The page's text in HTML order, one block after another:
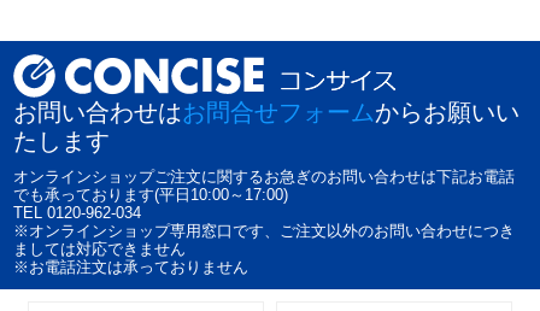
お問い合わせはお問合せフォームからお願いい
たします
オンラインショップご注文に関するお急ぎのお問い合わせは下記お電話
でも承っております(平日10:00～17:00)
TEL 0120-962-034
※オンラインショップ専用窓口です、ご注文以外のお問い合わせにつき
ましては対応できません
※お電話注文は承っておりません